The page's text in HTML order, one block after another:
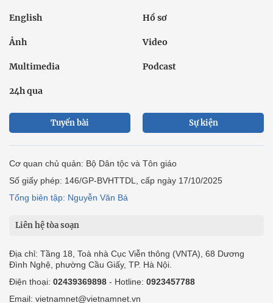
English Hồ sơ
Ảnh Video
Multimedia Podcast
24h qua
Tuyến bài Sự kiện
Cơ quan chủ quản: Bộ Dân tộc và Tôn giáo
Số giấy phép: 146/GP-BVHTTDL, cấp ngày 17/10/2025
Tổng biên tập: Nguyễn Văn Bá
Liên hệ tòa soạn
Địa chỉ: Tầng 18, Toà nhà Cục Viễn thông (VNTA), 68 Dương
Đình Nghệ, phường Cầu Giấy, TP. Hà Nội.
Điện thoại: 02439369898 - Hotline: 0923457788
Email: vietnamnet@vietnamnet.vn